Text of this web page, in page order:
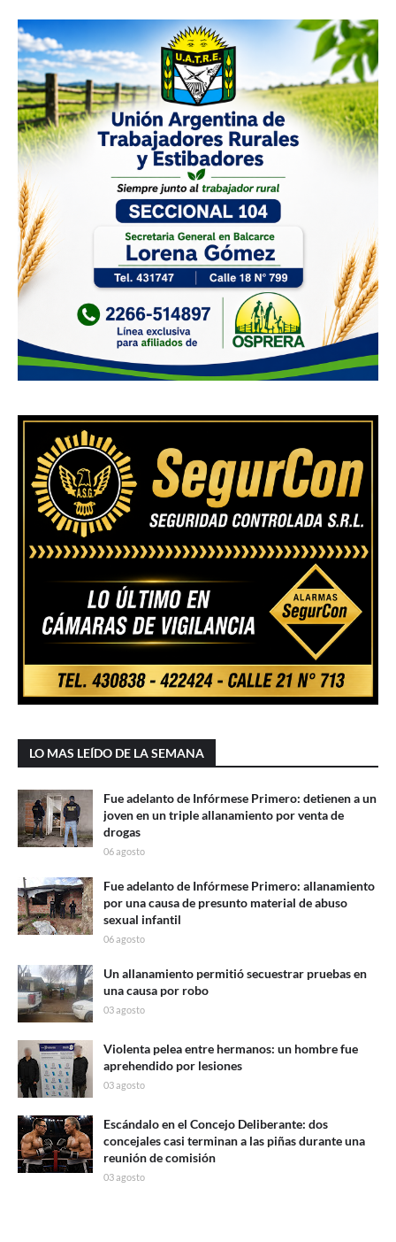
LO MAS LEÍDO DE LA SEMANA
Fue adelanto de Infórmese Primero: detienen a un
joven en un triple allanamiento por venta de
drogas
06 agosto
Fue adelanto de Infórmese Primero: allanamiento
por una causa de presunto material de abuso
sexual infantil
06 agosto
Un allanamiento permitió secuestrar pruebas en
una causa por robo
03 agosto
Violenta pelea entre hermanos: un hombre fue
aprehendido por lesiones
03 agosto
Escándalo en el Concejo Deliberante: dos
concejales casi terminan a las piñas durante una
reunión de comisión
03 agosto